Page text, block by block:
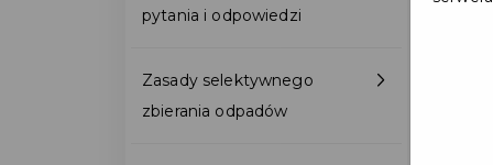
pytania i odpowiedzi
Zasady selektywnego
zbierania odpadów